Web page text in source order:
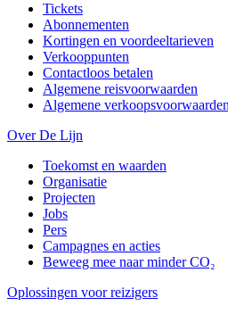
Tickets
Abonnementen
Kortingen en voordeeltarieven
Verkooppunten
Contactloos betalen
Algemene reisvoorwaarden
Algemene verkoopsvoorwaarden
Over De Lijn
Toekomst en waarden
Organisatie
Projecten
Jobs
Pers
Campagnes en acties
Beweeg mee naar minder CO₂
Oplossingen voor reizigers